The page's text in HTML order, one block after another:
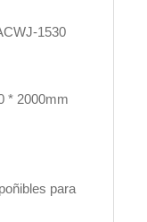
1530
* 2000mm
para